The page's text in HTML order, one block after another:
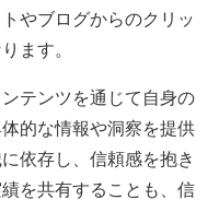
やブログからのクリッ
ます。
テンツを通じて自身の
的な情報や洞察を提供
依存し、信頼感を抱き
を共有することも、信